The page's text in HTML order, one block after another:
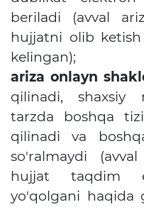
beriladi (avval
hujjatni olib
kelingan);
ariza onlayn
qilinadi, shaxsiy
tarzda boshqa
qilinadi va
so'ralmaydi
hujjat taqdim
yo'qolgani haqida